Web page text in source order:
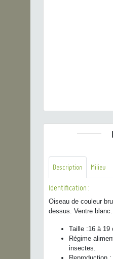
Description Milieu
Identification :
Oiseau de couleur
dessus. Ventre blanc.
Taille :16 à 19
Régime
insectes.